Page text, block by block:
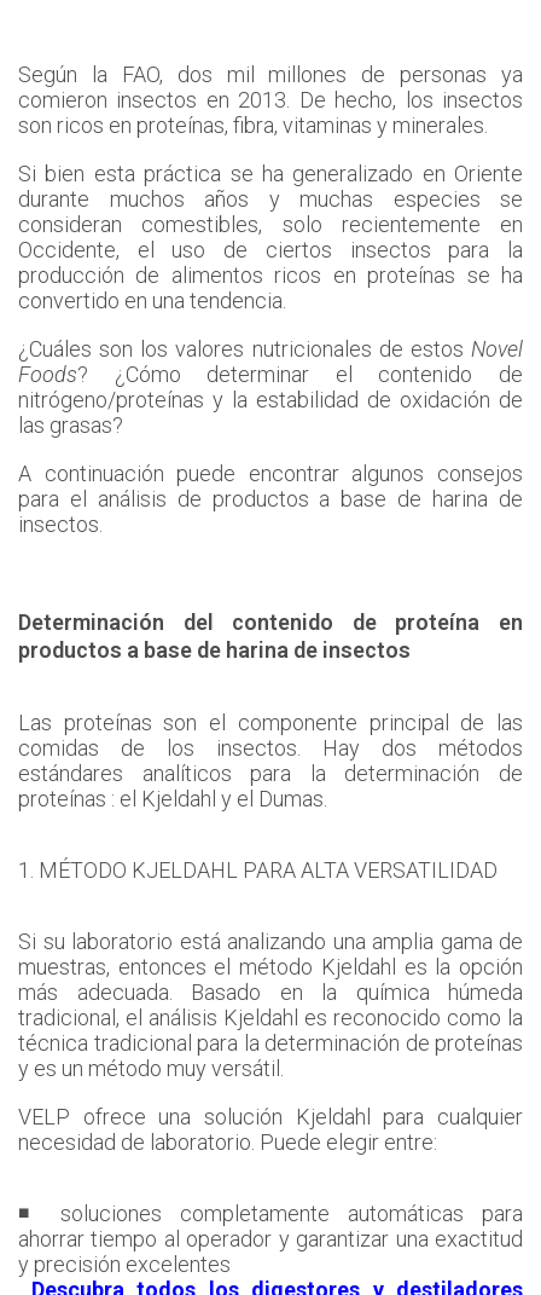
Según la FAO, dos mil millones de personas ya
comieron insectos en 2013. De hecho, los insectos
son ricos en proteínas, fibra, vitaminas y minerales.
Si bien esta práctica se ha generalizado en Oriente
durante muchos años y muchas especies se
consideran comestibles, solo recientemente en
Occidente, el uso de ciertos insectos para la
producción de alimentos ricos en proteínas se ha
convertido en una tendencia.
¿Cuáles son los valores nutricionales de estos Novel
Foods? ¿Cómo determinar el contenido de
nitrógeno/proteínas y la estabilidad de oxidación de
las grasas?
A continuación puede encontrar algunos consejos
para el análisis de productos a base de harina de
insectos.
Determinación del contenido de proteína en
productos a base de harina de insectos
Las proteínas son el componente principal de las
comidas de los insectos. Hay dos métodos
estándares analíticos para la determinación de
proteínas : el Kjeldahl y el Dumas.
1. MÉTODO KJELDAHL PARA ALTA VERSATILIDAD
Si su laboratorio está analizando una amplia gama de
muestras, entonces el método Kjeldahl es la opción
más adecuada. Basado en la química húmeda
tradicional, el análisis Kjeldahl es reconocido como la
técnica tradicional para la determinación de proteínas
y es un método muy versátil.
VELP ofrece una solución Kjeldahl para cualquier
necesidad de laboratorio. Puede elegir entre:
◾ soluciones completamente automáticas para
ahorrar tiempo al operador y garantizar una exactitud
y precisión excelentes
Descubra todos los digestores y destiladores